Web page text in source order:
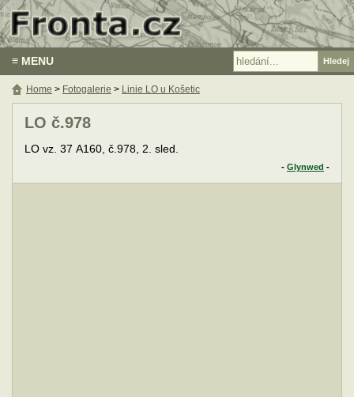
≡ MENU
LO č.978
LO vz. 37 A160, č.978, 2. sled.
- Glynwed -
Home > Fotogalerie > Linie LO u Košetic